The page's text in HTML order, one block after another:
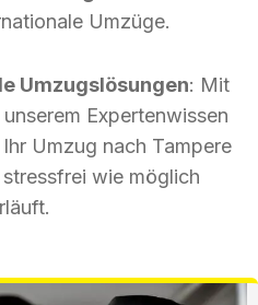
Umzüge.
Umzugslösungen: Mit
Expertenwissen
Umzug nach Tampere
wie möglich